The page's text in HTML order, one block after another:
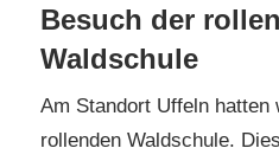
Besuch der
Waldschule
Am Standort Uffeln hatten
rollenden Waldschule.